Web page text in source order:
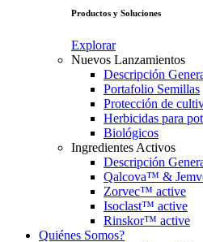
Productos y Soluciones
Explorar
Nuevos Lanzamientos
Descripción
Portafolio Semillas
Protección de
Herbicidas para
Biológicos
Ingredientes Activos
Descripción
Qalcova™ &
Zorvec™ active
Isoclast™ active
Rinskor™ active
Quiénes Somos?